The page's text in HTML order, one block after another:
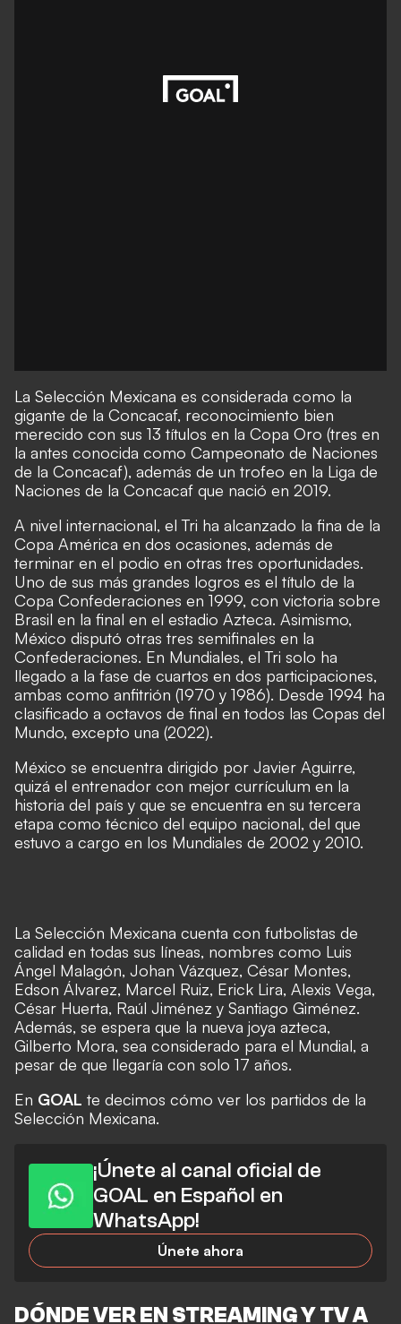
La Selección Mexicana es considerada como la
gigante de la Concacaf, reconocimiento bien
merecido con sus 13 títulos en la Copa Oro (tres en
la antes conocida como Campeonato de Naciones
de la Concacaf), además de un trofeo en la Liga de
Naciones de la Concacaf que nació en 2019.
A nivel internacional, el Tri ha alcanzado la fina de la
Copa América en dos ocasiones, además de
terminar en el podio en otras tres oportunidades.
Uno de sus más grandes logros es el título de la
Copa Confederaciones en 1999, con victoria sobre
Brasil en la final en el estadio Azteca. Asimismo,
México disputó otras tres semifinales en la
Confederaciones. En Mundiales, el Tri solo ha
llegado a la fase de cuartos en dos participaciones,
ambas como anfitrión (1970 y 1986). Desde 1994 ha
clasificado a octavos de final en todos las Copas del
Mundo, excepto una (2022).
México se encuentra dirigido por Javier Aguirre,
quizá el entrenador con mejor currículum en la
historia del país y que se encuentra en su tercera
etapa como técnico del equipo nacional, del que
estuvo a cargo en los Mundiales de 2002 y 2010.
La Selección Mexicana cuenta con futbolistas de
calidad en todas sus líneas, nombres como Luis
Ángel Malagón, Johan Vázquez, César Montes,
Edson Álvarez, Marcel Ruiz, Erick Lira, Alexis Vega,
César Huerta, Raúl Jiménez y Santiago Giménez.
Además, se espera que la nueva joya azteca,
Gilberto Mora, sea considerado para el Mundial, a
pesar de que llegaría con solo 17 años.
En GOAL te decimos cómo ver los partidos de la
Selección Mexicana.
¡Únete al canal oficial de
GOAL en Español en
WhatsApp!
Únete ahora
DÓNDE VER EN STREAMING Y TV A